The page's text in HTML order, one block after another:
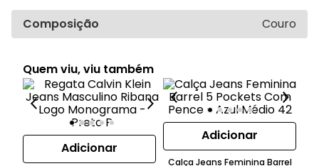
Composição Couro
Quem viu, viu também
Adicionar
Adicionar
Calça Jeans Feminina Barrel